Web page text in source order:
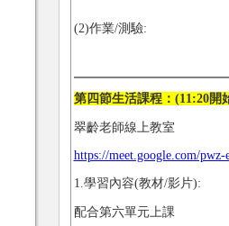
(2)作業/測驗:
第四節生活課程：(11:20開
翠齡老師線上教室
https://meet.google.com/pwz-
1.學習內容(教材/影片):
配合第六單元上課